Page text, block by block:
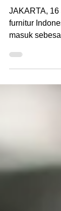
Dampak
19%
furnitur
masuk
(AS) tetap...